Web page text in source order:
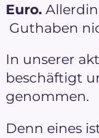
Euro.
Guthaben
In unserer
beschäftigt
genommen.
Denn eines